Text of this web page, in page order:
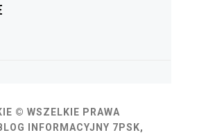
© WSZELKIE PRAWA
INFORMACYJNY 7PSK,